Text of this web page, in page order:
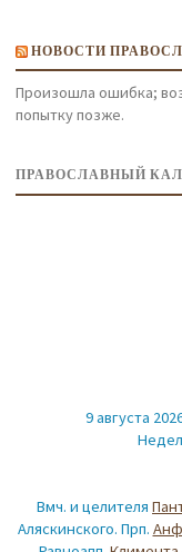
НОВОСТИ
Произошла ошибка;
попытку позже.
ПРАВОСЛАВНЫЙ
9 августа
Вмч. и целителя
Аляскинского. Прп.